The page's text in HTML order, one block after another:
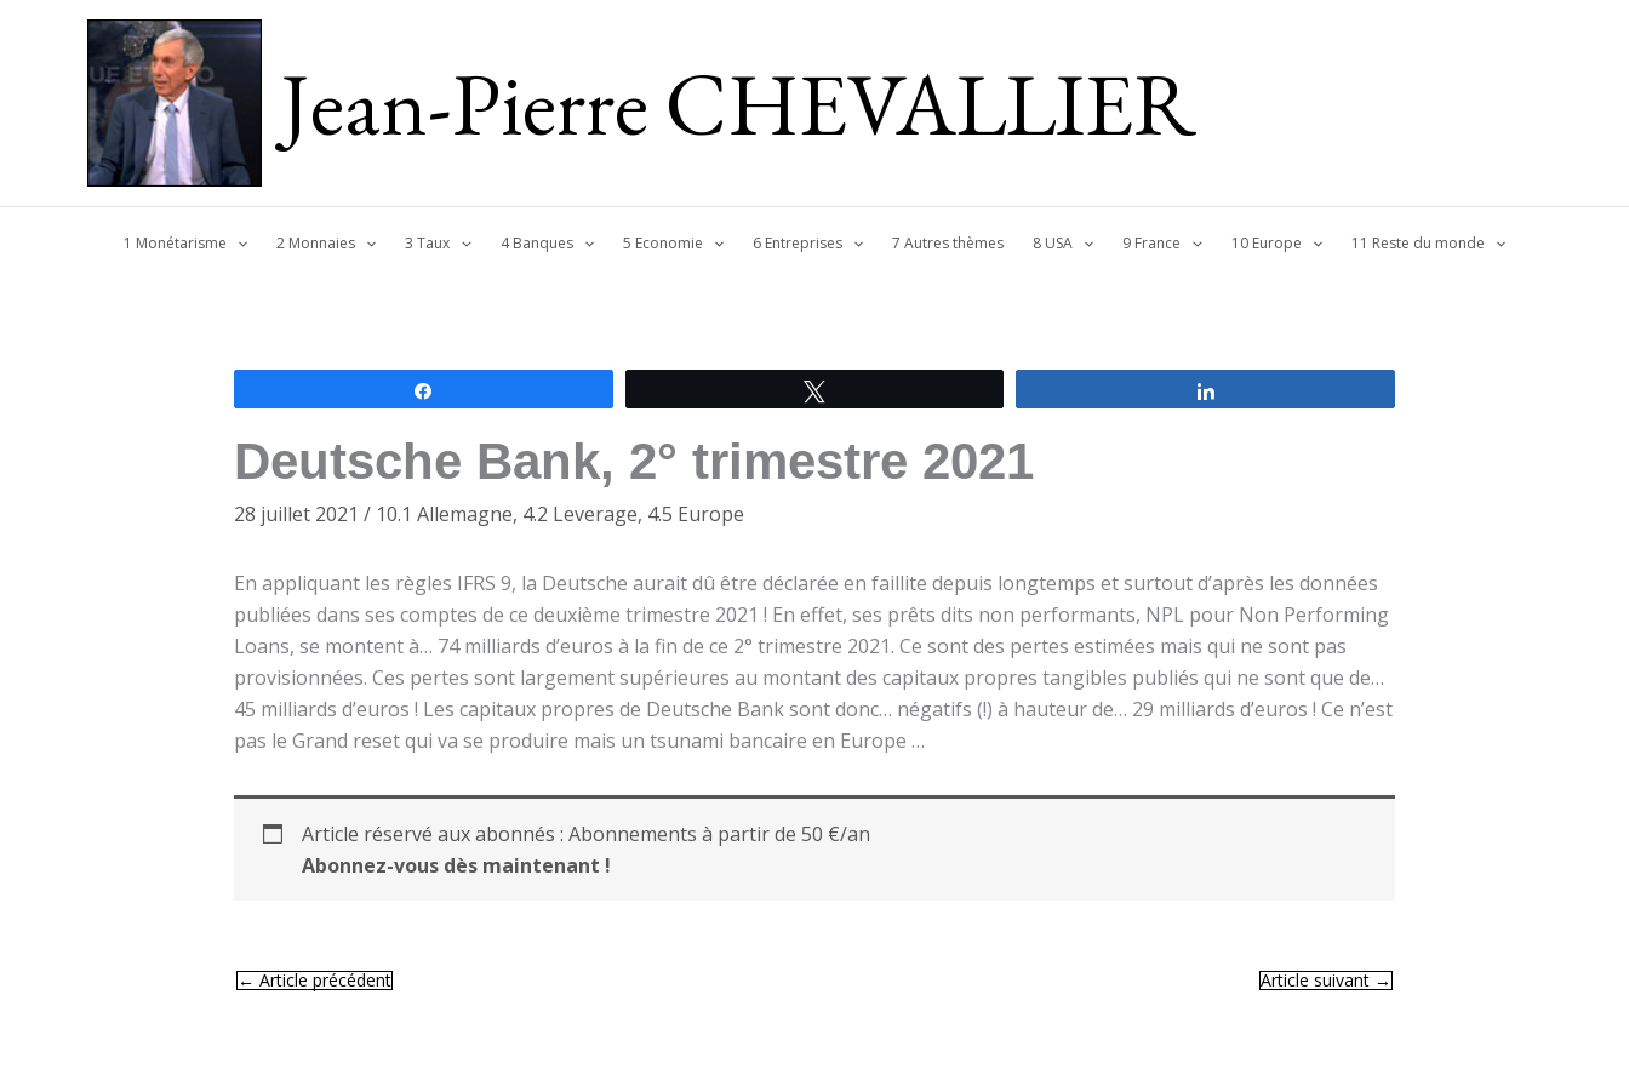
Jean-Pierre CHEVALLIER
1 Monétarisme 2 Monnaies 3 Taux 4 Banques 5 Economie 6 Entreprises 7 Autres thèmes 8 USA 9 France 10 Europe 11 Reste du monde
Deutsche Bank, 2° trimestre 2021
28 juillet 2021 / 10.1 Allemagne, 4.2 Leverage, 4.5 Europe
En appliquant les règles IFRS 9, la Deutsche aurait dû être déclarée en faillite depuis longtemps et surtout d’après les données
publiées dans ses comptes de ce deuxième trimestre 2021 ! En effet, ses prêts dits non performants, NPL pour Non Performing
Loans, se montent à… 74 milliards d’euros à la fin de ce 2° trimestre 2021. Ce sont des pertes estimées mais qui ne sont pas
provisionnées. Ces pertes sont largement supérieures au montant des capitaux propres tangibles publiés qui ne sont que de…
45 milliards d’euros ! Les capitaux propres de Deutsche Bank sont donc… négatifs (!) à hauteur de… 29 milliards d’euros ! Ce n’est
pas le Grand reset qui va se produire mais un tsunami bancaire en Europe …
Article réservé aux abonnés : Abonnements à partir de 50 €/an
Abonnez-vous dès maintenant !
← Article précédent Article suivant →